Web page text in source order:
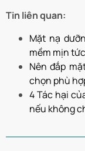
Tin liên quan:
Mặt nạ
mềm mịn
Nên đắp
chọn phù
4 Tác hại
nếu không